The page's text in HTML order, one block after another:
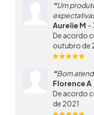
Um
Aurelie M -
De acordo
outubro de
Bom
Florence A
De acordo
de 2021